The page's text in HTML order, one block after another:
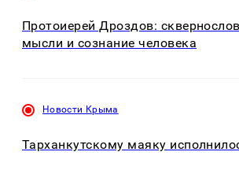
Протоиерей Дроздов:
мысли и сознание человека
Новости Крыма
Тарханкутскому маяку